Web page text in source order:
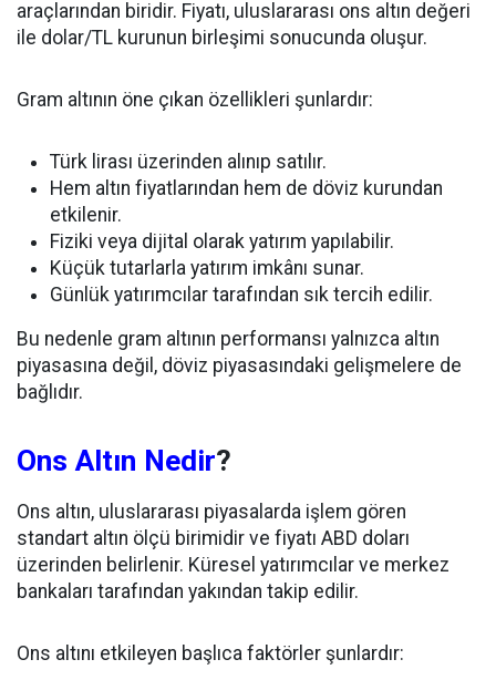
araçlarından biridir. Fiyatı, uluslararası ons altın değeri
ile dolar/TL kurunun birleşimi sonucunda oluşur.
Gram altının öne çıkan özellikleri şunlardır:
Türk lirası üzerinden alınıp satılır.
Hem altın fiyatlarından hem de döviz kurundan
etkilenir.
Fiziki veya dijital olarak yatırım yapılabilir.
Küçük tutarlarla yatırım imkânı sunar.
Günlük yatırımcılar tarafından sık tercih edilir.
Bu nedenle gram altının performansı yalnızca altın
piyasasına değil, döviz piyasasındaki gelişmelere de
bağlıdır.
Ons Altın Nedir?
Ons altın, uluslararası piyasalarda işlem gören
standart altın ölçü birimidir ve fiyatı ABD doları
üzerinden belirlenir. Küresel yatırımcılar ve merkez
bankaları tarafından yakından takip edilir.
Ons altını etkileyen başlıca faktörler şunlardır: